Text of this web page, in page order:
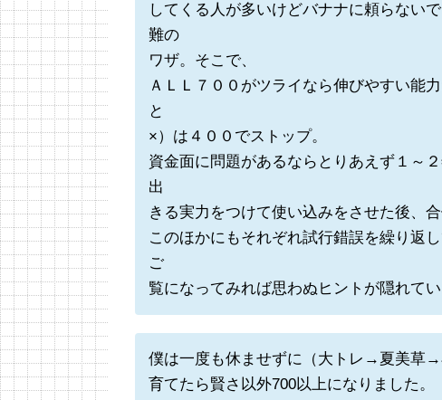
してくる人が多いけどバナナに頼らない
難の
ワザ。そこで、
ＡＬＬ７００がツライなら伸びやすい能
と
×）は４００でストップ。
資金面に問題があるならとりあえず１～
出
きる実力をつけて使い込みをさせた後、
このほかにもそれぞれ試行錯誤を繰り返
ご
覧になってみれば思わぬヒントが隠れて
僕は一度も休ませずに（大トレ→夏美草
育てたら賢さ以外700以上になりました。